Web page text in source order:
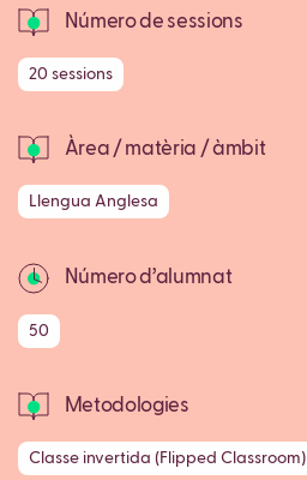
Número de sessions
20 sessions
Àrea / matèria / àmbit
Llengua Anglesa
Número d’alumnat
50
Metodologies
Classe invertida (Flipped Classroom)